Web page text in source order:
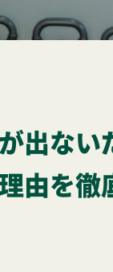
出な
由を徹